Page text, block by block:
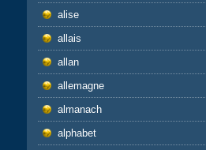
alise
allais
allan
allemagne
almanach
alphabet